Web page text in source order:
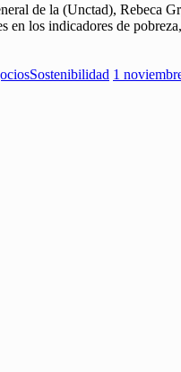
de la (Unctad), Rebeca
en los indicadores de
Sostenibilidad 1